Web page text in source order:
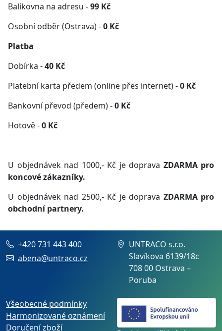
Balíkovna na adresu -99 Kč
Osobní odběr (Ostrava) -0 Kč
Platba
Dobírka -40 Kč
Platební karta předem (online přes internet) -0 Kč
Bankovní převod (předem) -0 Kč
Hotově -0 Kč
U objednávek nad 1000,- Kč je doprava ZDARMA pro
koncové zákazníky.
U objednávek nad 2500,- Kč je doprava ZDARMA pro
obchodní partnery.
+420 731 443 400
abena@untraco.cz
UNTRACO s.r.o.
Slavíkova 6139/18c
708 00 Ostrava –
Poruba
Všeobecné podmínky
Harmonizované oznámení
Doručení zboží